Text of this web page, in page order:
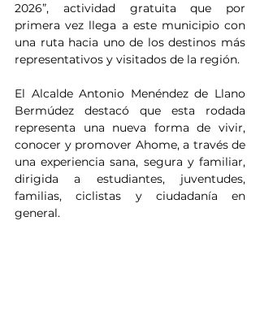
2026”, actividad gratuita que por
primera vez llega a este municipio con
una ruta hacia uno de los destinos más
representativos y visitados de la región.
El Alcalde Antonio Menéndez de Llano
Bermúdez destacó que esta rodada
representa una nueva forma de vivir,
conocer y promover Ahome, a través de
una experiencia sana, segura y familiar,
dirigida a estudiantes, juventudes,
familias, ciclistas y ciudadanía en
general.